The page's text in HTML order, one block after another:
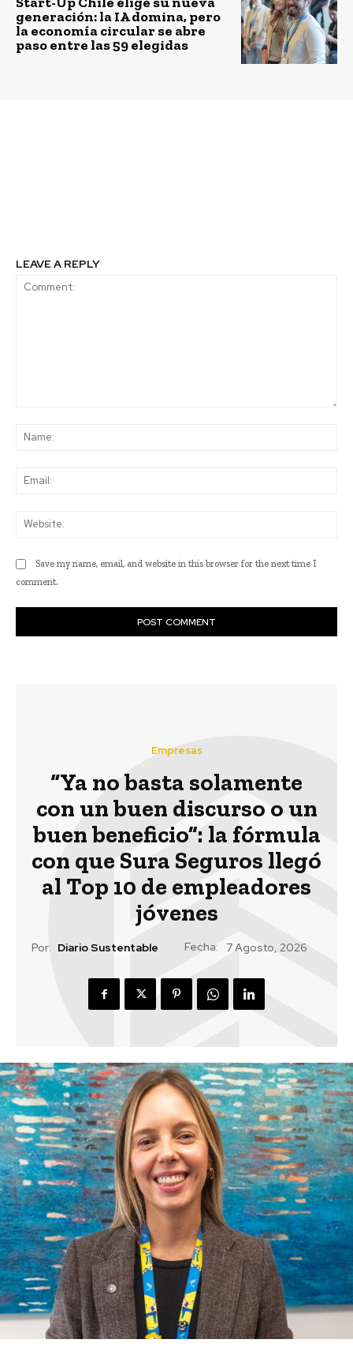
generación: la IA domina, pero
la economía circular se abre
paso entre las 59 elegidas
LEAVE A REPLY
Save my name, email, and website in this browser for the next time I
comment.